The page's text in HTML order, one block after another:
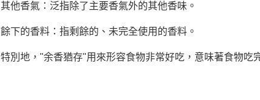
其他香氣：泛指除了主要香氣外的其他香味。
餘下的香料：指剩餘的、未完全使用的香料。
特別地，"余香猶存"用來形容食物非常好吃，意味著食物吃